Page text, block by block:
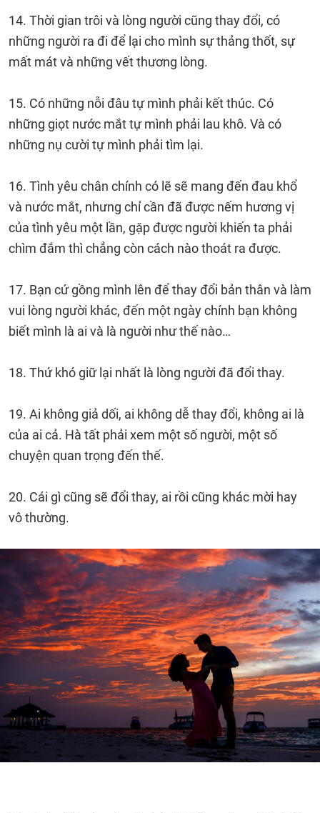
14. Thời gian trôi và lòng người cũng thay đổi, có
những người ra đi để lại cho mình sự thảng thốt, sự
mất mát và những vết thương lòng.
15. Có những nỗi đâu tự mình phải kết thúc. Có
những giọt nước mắt tự mình phải lau khô. Và có
những nụ cười tự mình phải tìm lại.
16. Tình yêu chân chính có lẽ sẽ mang đến đau khổ
và nước mắt, nhưng chỉ cần đã được nếm hương vị
của tình yêu một lần, gặp được người khiến ta phải
chìm đắm thì chẳng còn cách nào thoát ra được.
17. Bạn cứ gồng mình lên để thay đổi bản thân và làm
vui lòng người khác, đến một ngày chính bạn không
biết mình là ai và là người như thế nào…
18. Thứ khó giữ lại nhất là lòng người đã đổi thay.
19. Ai không giả dối, ai không dễ thay đổi, không ai là
của ai cả. Hà tất phải xem một số người, một số
chuyện quan trọng đến thế.
20. Cái gì cũng sẽ đổi thay, ai rồi cũng khác mời hay
vô thường.